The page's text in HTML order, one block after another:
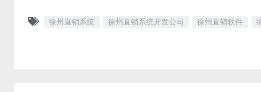
徐州直销系统 徐州直销系统开发公司 徐州直销软件